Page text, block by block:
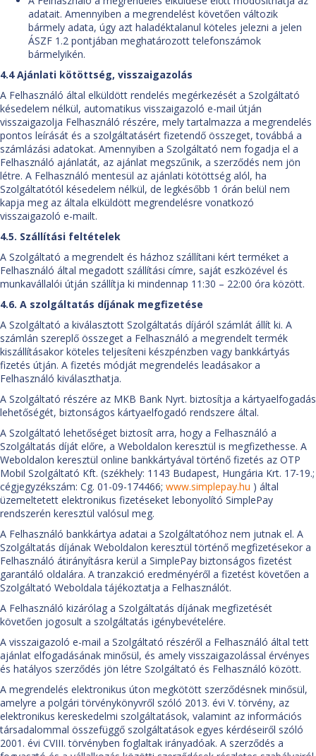
adatait. Amennyiben a megrendelést követően változik
bármely adata, úgy azt haladéktalanul köteles jelezni a jelen
ÁSZF 1.2 pontjában meghatározott telefonszámok
bármelyikén.
4.4 Ajánlati kötöttség, visszaigazolás
A Felhasználó által elküldött rendelés megérkezését a Szolgáltató
késedelem nélkül, automatikus visszaigazoló e-mail útján
visszaigazolja Felhasználó részére, mely tartalmazza a megrendelés
pontos leírását és a szolgáltatásért fizetendő összeget, továbbá a
számlázási adatokat. Amennyiben a Szolgáltató nem fogadja el a
Felhasználó ajánlatát, az ajánlat megszűnik, a szerződés nem jön
létre. A Felhasználó mentesül az ajánlati kötöttség alól, ha
Szolgáltatótól késedelem nélkül, de legkésőbb 1 órán belül nem
kapja meg az általa elküldött megrendelésre vonatkozó
visszaigazoló e-mailt.
4.5. Szállítási feltételek
A Szolgáltató a megrendelt és házhoz szállítani kért terméket a
Felhasználó által megadott szállítási címre, saját eszközével és
munkavállalói útján szállítja ki mindennap 11:30 – 22:00 óra között.
4.6. A szolgáltatás díjának megfizetése
A Szolgáltató a kiválasztott Szolgáltatás díjáról számlát állít ki. A
számlán szereplő összeget a Felhasználó a megrendelt termék
kiszállításakor köteles teljesíteni készpénzben vagy bankkártyás
fizetés útján. A fizetés módját megrendelés leadásakor a
Felhasználó kiválaszthatja.
A Szolgáltató részére az MKB Bank Nyrt. biztosítja a kártyaelfogadás
lehetőségét, biztonságos kártyaelfogadó rendszere által.
A Szolgáltató lehetőséget biztosít arra, hogy a Felhasználó a
Szolgáltatás díját előre, a Weboldalon keresztül is megfizethesse. A
Weboldalon keresztül online bankkártyával történő fizetés az OTP
Mobil Szolgáltató Kft. (székhely: 1143 Budapest, Hungária Krt. 17-19.;
cégjegyzékszám: Cg. 01-09-174466; www.simplepay.hu ) által
üzemeltetett elektronikus fizetéseket lebonyolító SimplePay
rendszerén keresztül valósul meg.
A Felhasználó bankkártya adatai a Szolgáltatóhoz nem jutnak el. A
Szolgáltatás díjának Weboldalon keresztül történő megfizetésekor a
Felhasználó átirányításra kerül a SimplePay biztonságos fizetést
garantáló oldalára. A tranzakció eredményéről a fizetést követően a
Szolgáltató Weboldala tájékoztatja a Felhasználót.
A Felhasználó kizárólag a Szolgáltatás díjának megfizetését
követően jogosult a szolgáltatás igénybevételére.
A visszaigazoló e-mail a Szolgáltató részéről a Felhasználó által tett
ajánlat elfogadásának minősül, és amely visszaigazolással érvényes
és hatályos szerződés jön létre Szolgáltató és Felhasználó között.
A megrendelés elektronikus úton megkötött szerződésnek minősül,
amelyre a polgári törvénykönyvről szóló 2013. évi V. törvény, az
elektronikus kereskedelmi szolgáltatások, valamint az információs
társadalommal összefüggő szolgáltatások egyes kérdéseiről szóló
2001. évi CVIII. törvényben foglaltak irányadóak. A szerződés a